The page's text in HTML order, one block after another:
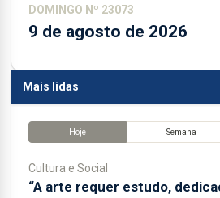
DOMINGO Nº 23073
9 de agosto de 2026
Mais lidas
Hoje Semana
Cultura e Social
“A arte requer estudo,